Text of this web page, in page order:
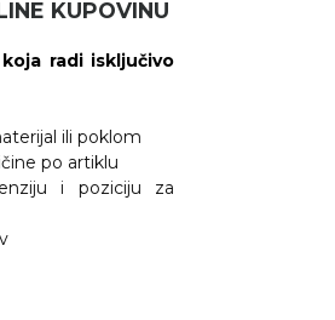
KUPOVINU
radi isključivo
ili poklom
po artiklu
i poziciju za